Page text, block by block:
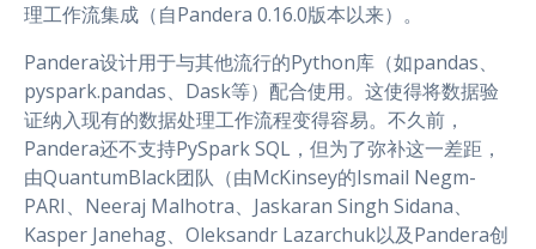
理工作流集成（自Pandera 0.16.0版本以来）。
Pandera设计用于与其他流行的Python库（如pandas、
pyspark.pandas、Dask等）配合使用。这使得将数据验
证纳入现有的数据处理工作流程变得容易。不久前，
Pandera还不支持PySpark SQL，但为了弥补这一差距，
由QuantumBlack团队（由McKinsey的Ismail Negm-
PARI、Neeraj Malhotra、Jaskaran Singh Sidana、
Kasper Janehag、Oleksandr Lazarchuk以及Pandera创